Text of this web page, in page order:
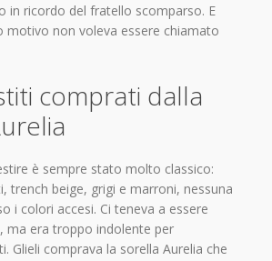
in ricordo del fratello scomparso. E
motivo non voleva essere chiamato
comprati dalla
è sempre stato molto classico:
trench beige, grigi e marroni, nessuna
i colori accesi. Ci teneva a essere
ma era troppo indolente per
Glieli comprava la sorella Aurelia che